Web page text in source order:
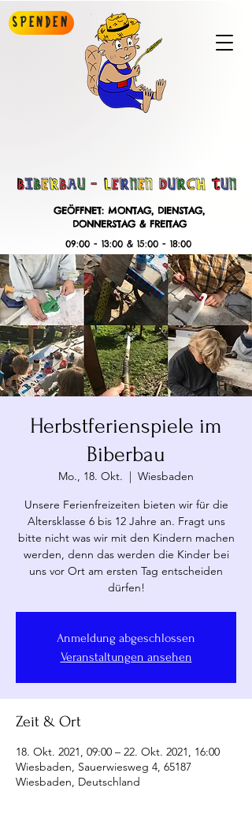
Spenden
GEÖFFNET: MONTAG, DIENSTAG,
DONNERSTAG & FREITAG
09:00 - 13:00 & 15:00 - 18:00
Herbstferienspiele im
Biberbau
Mo., 18. Okt.
  |
Wiesbaden
Unsere Ferienfreizeiten bieten wir für die
Altersklasse 6 bis 12 Jahre an. Fragt uns
bitte nicht was wir mit den Kindern machen
werden, denn das werden die Kinder bei
uns vor Ort am ersten Tag entscheiden
dürfen!
Anmeldung abgeschlossen
Veranstaltungen ansehen
Zeit & Ort
18. Okt. 2021, 09:00 – 22. Okt. 2021, 16:00
Wiesbaden, Sauerwiesweg 4, 65187
Wiesbaden, Deutschland